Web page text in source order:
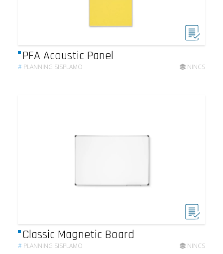
PFA Acoustic Panel
# PLANNING SISPLAMO NINCS
Classic Magnetic Board
# PLANNING SISPLAMO NINCS